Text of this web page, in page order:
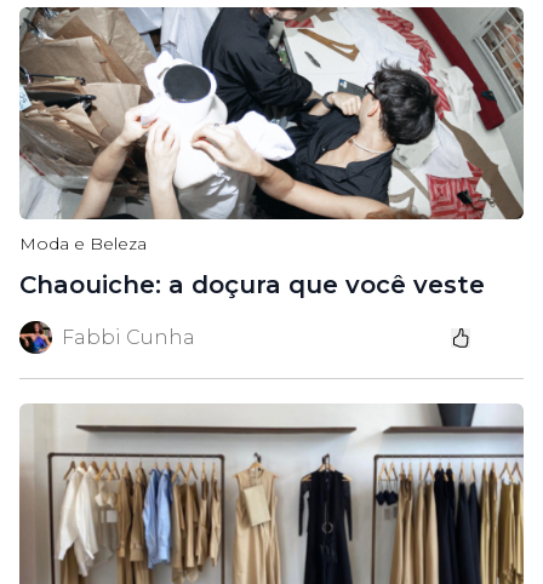
Moda e Beleza
Chaouiche: a doçura que você veste
Fabbi Cunha